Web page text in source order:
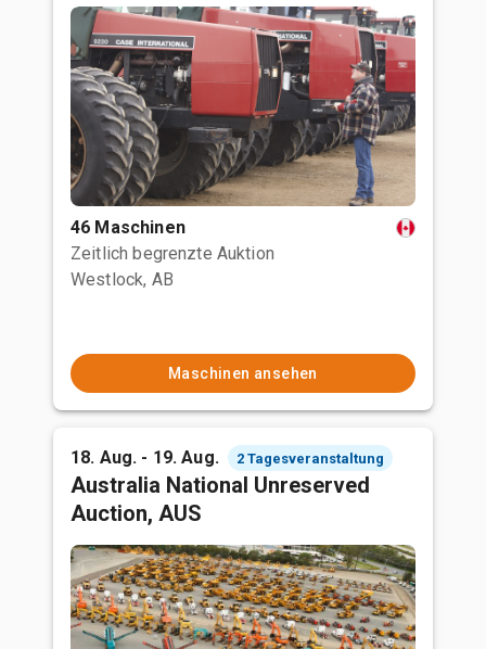
46 Maschinen
Zeitlich begrenzte Auktion
Westlock, AB
Maschinen ansehen
18. Aug. - 19. Aug. 2 Tagesveranstaltung
Australia National Unreserved
Auction, AUS